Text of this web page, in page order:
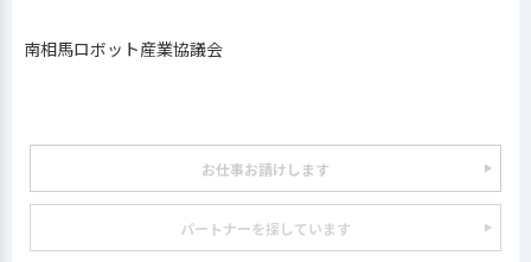
南相馬ロボット産業協議会
お仕事お請けします
パートナーを探しています